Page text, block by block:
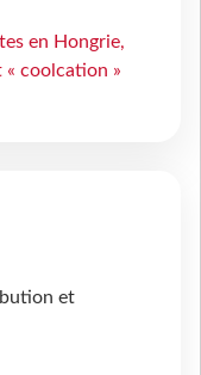
en Hongrie,
coolcation »
et